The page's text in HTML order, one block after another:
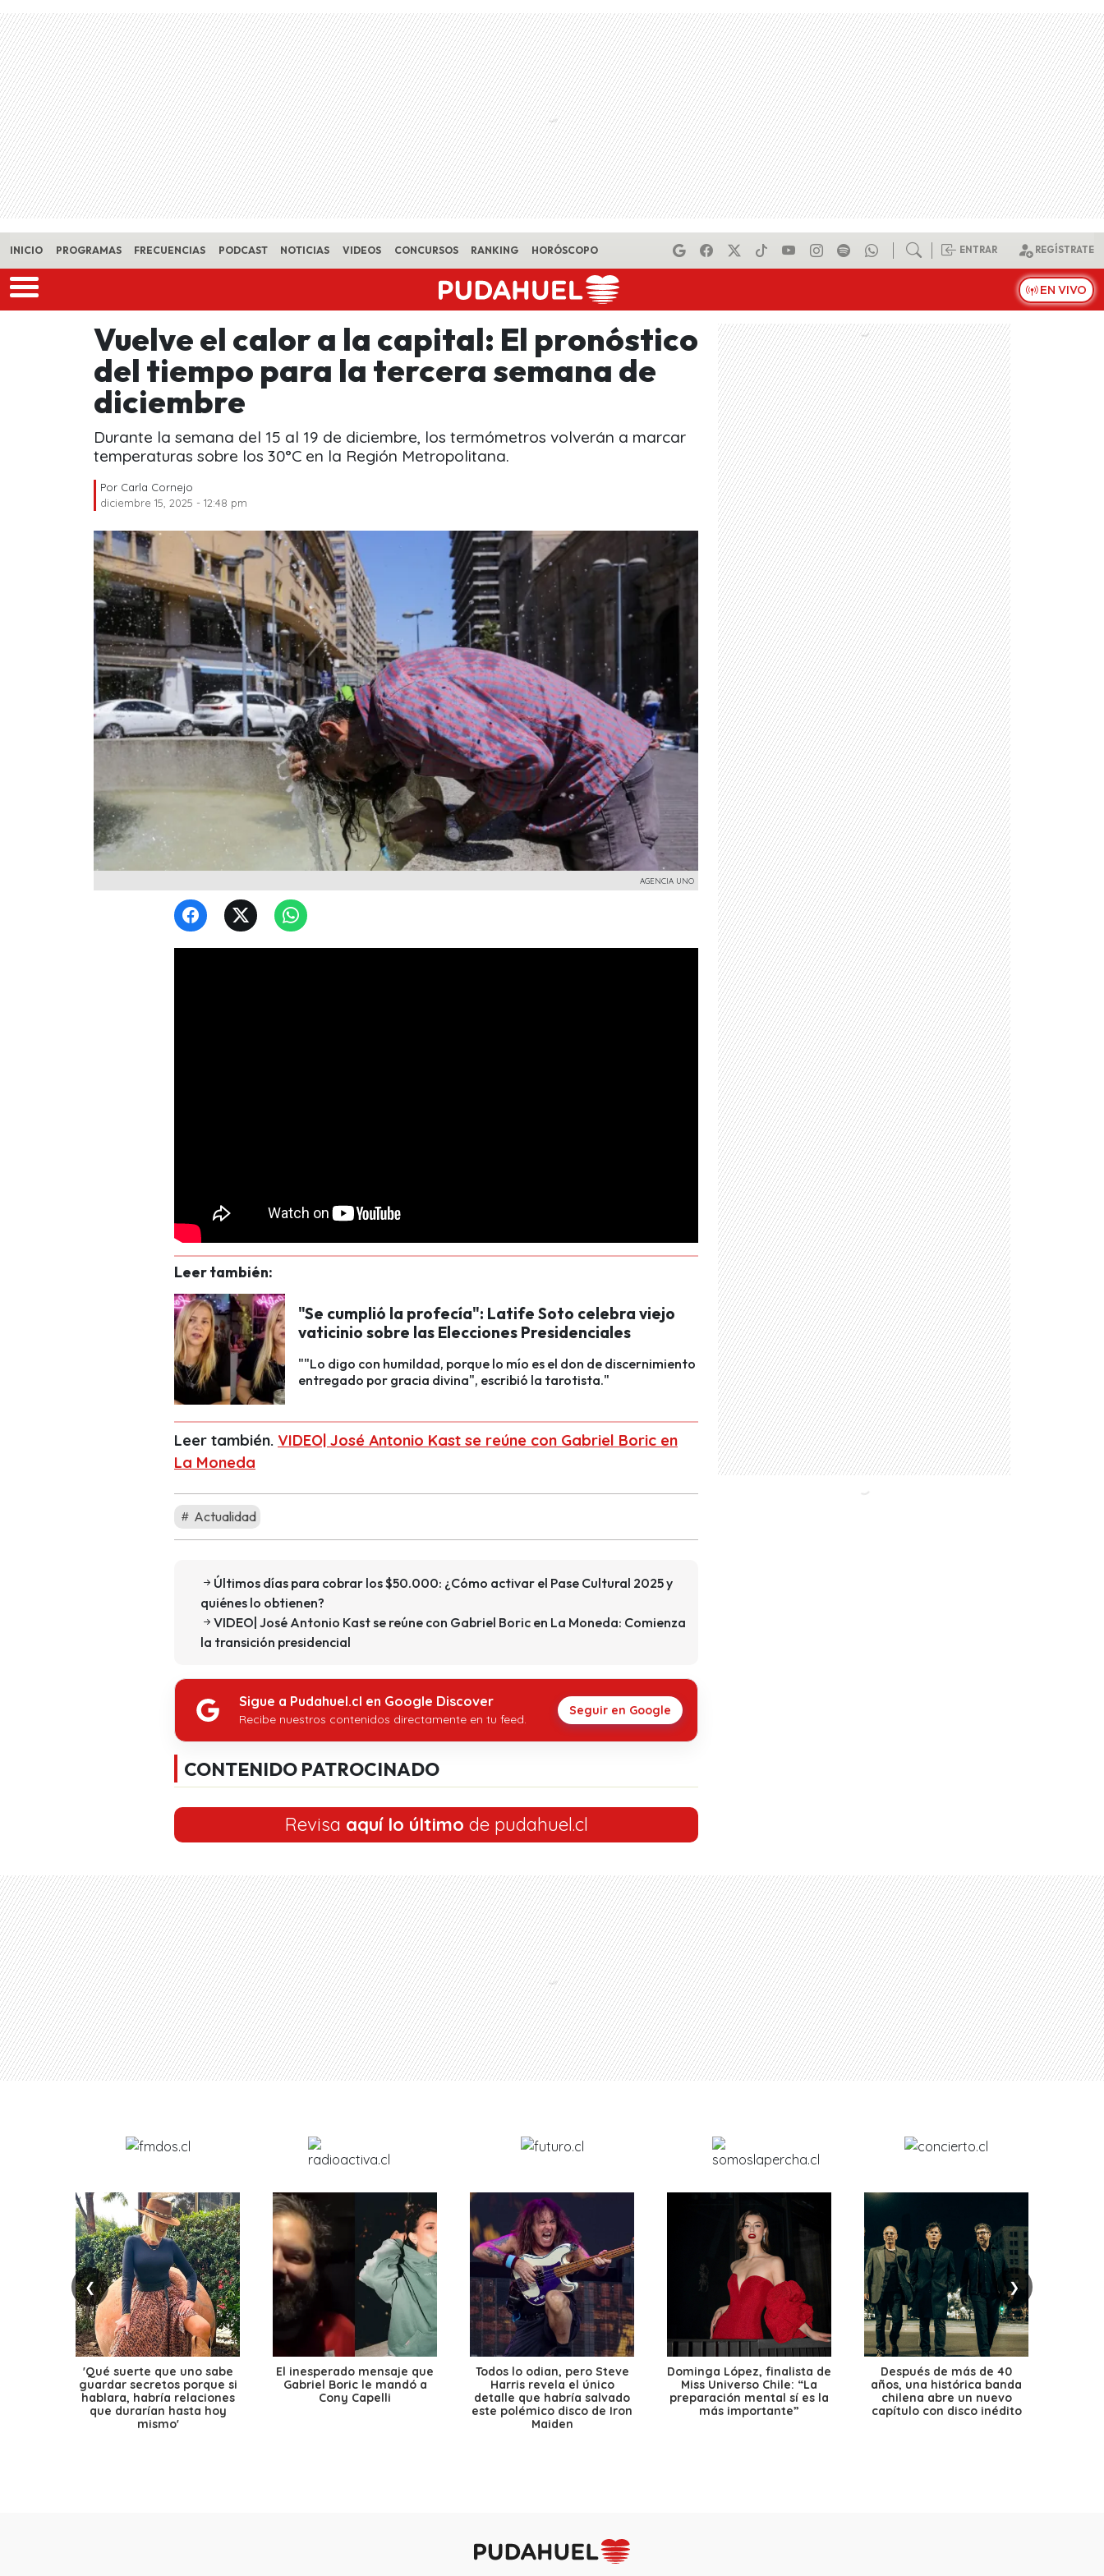
Skip to main content
INICIO PROGRAMAS FRECUENCIAS PODCAST NOTICIAS VIDEOS CONCURSOS RANKING HORÓSCOPO ENTRAR REGÍSTRATE
EN VIVO
Vuelve el calor a la capital: El pronóstico
del tiempo para la tercera semana de
diciembre
Durante la semana del 15 al 19 de diciembre, los termómetros volverán a marcar
temperaturas sobre los 30°C en la Región Metropolitana.
Por Carla Cornejo
diciembre 15, 2025 - 12:48 pm
AGENCIA UNO
Leer también:
"Se cumplió la profecía": Latife Soto celebra viejo
vaticinio sobre las Elecciones Presidenciales
""Lo digo con humildad, porque lo mío es el don de discernimiento
entregado por gracia divina", escribió la tarotista."
Leer también. VIDEO| José Antonio Kast se reúne con Gabriel Boric en
La Moneda
Actualidad
Últimos días para cobrar los $50.000: ¿Cómo activar el Pase Cultural 2025 y
quiénes lo obtienen?
VIDEO| José Antonio Kast se reúne con Gabriel Boric en La Moneda: Comienza
la transición presidencial
Sigue a Pudahuel.cl en Google Discover
Recibe nuestros contenidos directamente en tu feed.
Seguir en Google
CONTENIDO PATROCINADO
Revisa aquí lo último de pudahuel.cl
❮ ❯
'Qué suerte que uno sabe
guardar secretos porque si
hablara, habría relaciones
que durarían hasta hoy
mismo'
El inesperado mensaje que
Gabriel Boric le mandó a
Cony Capelli
Todos lo odian, pero Steve
Harris revela el único
detalle que habría salvado
este polémico disco de Iron
Maiden
Dominga López, finalista de
Miss Universo Chile: “La
preparación mental sí es la
más importante”
Después de más de 40
años, una histórica banda
chilena abre un nuevo
capítulo con disco inédito